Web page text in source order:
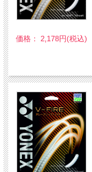
価格： 2,178円(税込)